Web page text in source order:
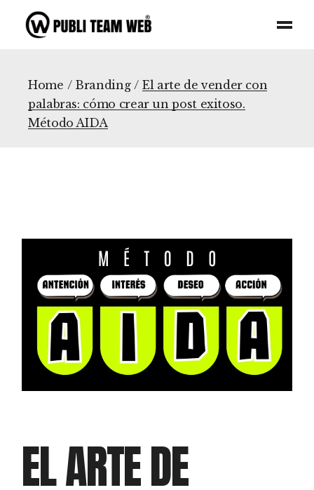
content
Home Branding
El arte de vender con
palabras: cómo crear un post exitoso.
Método AIDA
EL ARTE DE